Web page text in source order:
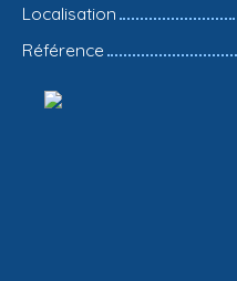
Localisation
Référence